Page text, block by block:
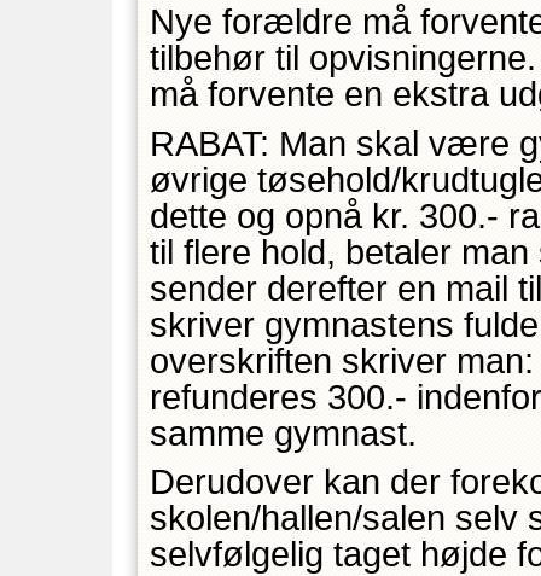
Nye forældre må
tilbehør til
må forvente en ekstra
RABAT: Man skal være
øvrige tøsehold/
dette og opnå kr. 300.-
til flere hold, betaler
sender derefter en mail
skriver gymnastens
overskriften skriver
refunderes 300.-
samme gymnast.
Derudover kan der
skolen/hallen/salen selv
selvfølgelig taget højde